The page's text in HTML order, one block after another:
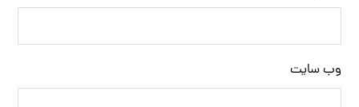
وب‌ سایت